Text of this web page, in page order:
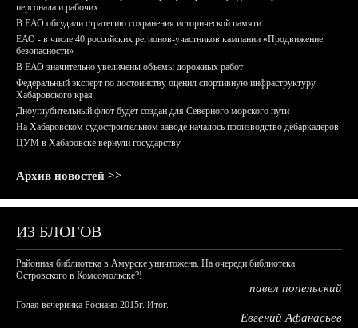
персонала и рабочих
В ЕАО обсудили стратегию сохранения исторической памяти
ЕАО - в числе 40 российских регионов-участников кампании «Продвижение
безопасности»
В ЕАО значительно увеличены объемы дорожных работ
Федеральный эксперт по достоинству оценил спортивную инфраструктуру
Хабаровского края
Дноуглубительный флот будет создан для Северного морского пути
На Хабаровском судостроительном заводе началось производство дебаркадеров
ЦУМ в Хабаровске вернули государству
Архив новостей >>
ИЗ БЛОГОВ
Районная библиотека в Амурске уничтожена. На очереди библиотека
Островского в Комсомольске?!
павел попельский
Голая вечеринка Роснано 2015г. Итог.
Евгений Афанасьев